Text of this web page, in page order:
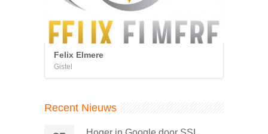
Felix Elmere
Gistel
Recent Nieuws